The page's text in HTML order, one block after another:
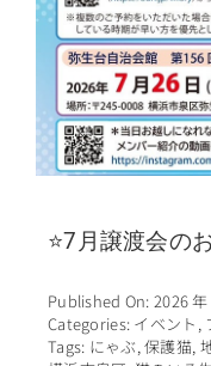
⭐7月譲渡会の
Published On: 2026 年
Categories: イベント ,
Tags: にゃぶ,保護猫,